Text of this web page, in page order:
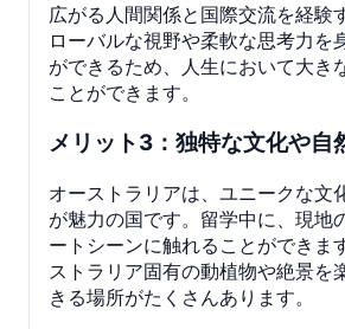
広がる人間関係と国際交流を経験
ローバルな視野や柔軟な思考力を
ができるため、人生において大き
ことができます。
メリット3：独特な文化や自
オーストラリアは、ユニークな文
が魅力の国です。留学中に、現地
ートシーンに触れることができま
ストラリア固有の動植物や絶景を
きる場所がたくさんあります。